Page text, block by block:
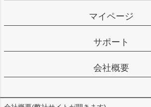
マイページ
サポート
会社概要